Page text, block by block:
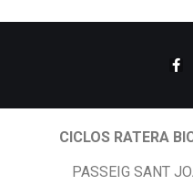
CICLOS RATERA
PASSEIG SANT